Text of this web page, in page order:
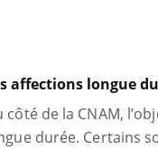
affections longue
côté de la CNAM,
durée. Certains